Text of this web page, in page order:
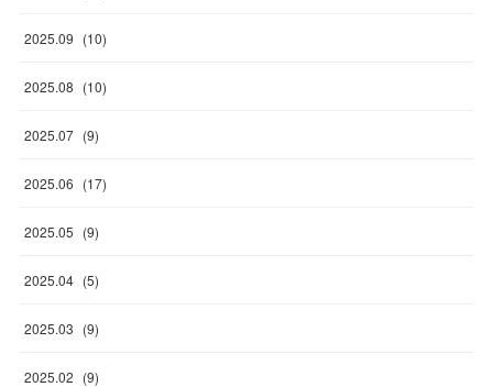
2025.09 (10)
2025.08 (10)
2025.07 (9)
2025.06 (17)
2025.05 (9)
2025.04 (5)
2025.03 (9)
2025.02 (9)